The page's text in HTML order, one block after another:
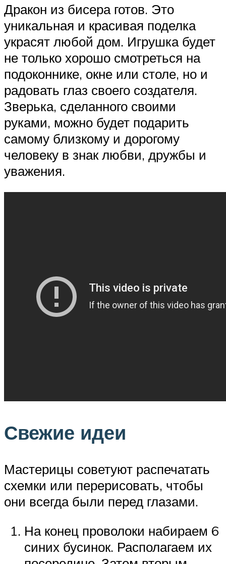
Дракон из бисера готов. Это
уникальная и красивая поделка
украсят любой дом. Игрушка будет
не только хорошо смотреться на
подоконнике, окне или столе, но и
радовать глаз своего создателя.
Зверька, сделанного своими
руками, можно будет подарить
самому близкому и дорогому
человеку в знак любви, дружбы и
уважения.
Свежие идеи
Мастерицы советуют распечатать
схемки или перерисовать, чтобы
они всегда были перед глазами.
На конец проволоки набираем 6
синих бусинок. Располагаем их